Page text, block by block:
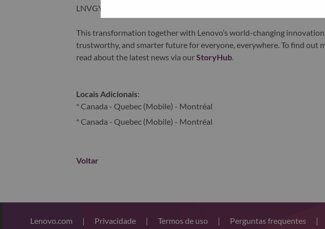
LNVGY).
This transformation together with Lenovo’s world-changing innovation
trustworthy, and smarter future for everyone, everywhere. To find out
read about the latest news via our StoryHub.
Locais Adicionais:
* Canada - Quebec (Mobile) - Montréal
* Canada - Quebec (Mobile) - Montréal
Voltar
Lenovo.com | Privacidade | Termos de uso | Perguntas frequentes |